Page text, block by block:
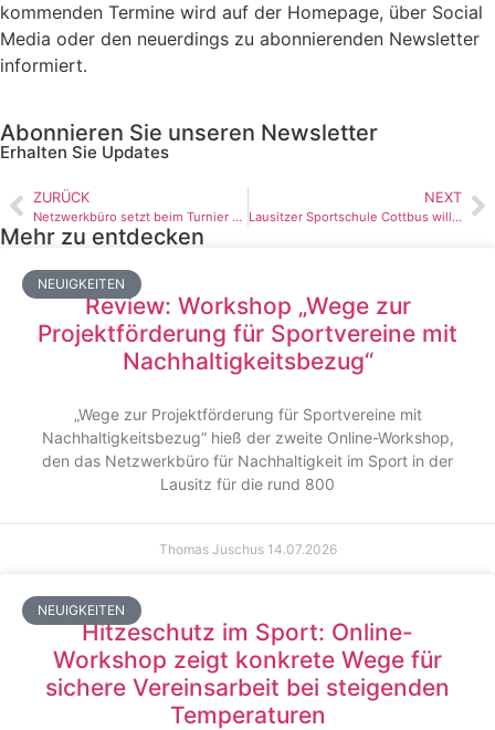
kommenden Termine wird auf der Homepage, über Social
Media oder den neuerdings zu abonnierenden Newsletter
informiert.
Abonnieren Sie unseren Newsletter
Erhalten Sie Updates
ZURÜCK
Netzwerkbüro setzt beim Turnier der Meister erste Akzente zum Thema Nachhaltigkeit
NEXT
Lausitzer Sportschule Cottbus will mit Hilfe des Netzwerkbüros nachhaltiger werden
Mehr zu entdecken
NEUIGKEITEN
Review: Workshop „Wege zur
Projektförderung für Sportvereine mit
Nachhaltigkeitsbezug“
„Wege zur Projektförderung für Sportvereine mit
Nachhaltigkeitsbezug“ hieß der zweite Online-Workshop,
den das Netzwerkbüro für Nachhaltigkeit im Sport in der
Lausitz für die rund 800
Thomas Juschus 14.07.2026
NEUIGKEITEN
Hitzeschutz im Sport: Online-
Workshop zeigt konkrete Wege für
sichere Vereinsarbeit bei steigenden
Temperaturen